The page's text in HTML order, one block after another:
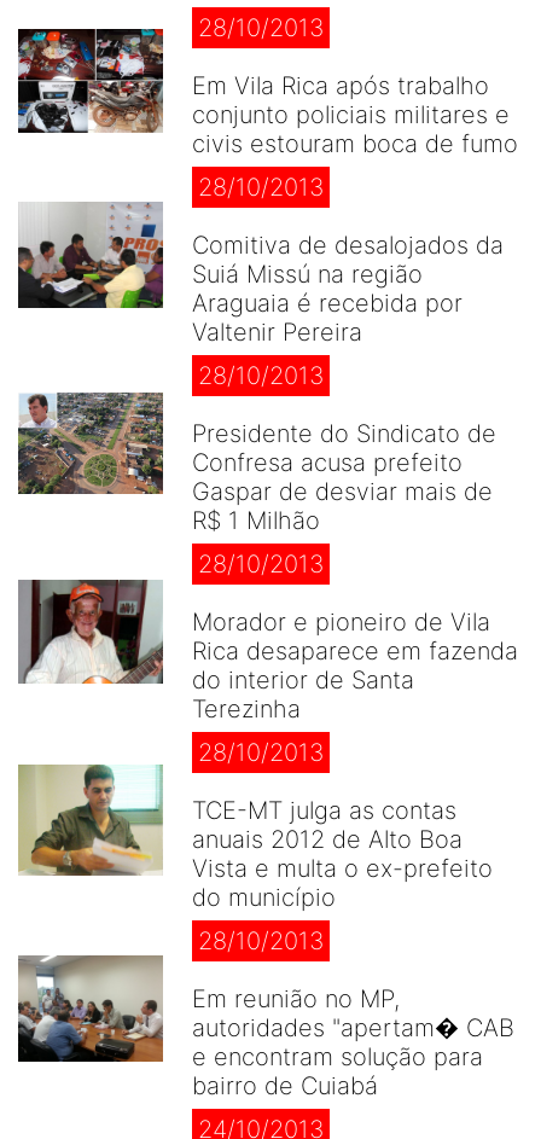
28/10/2013
Em Vila Rica após trabalho
conjunto policiais militares e
civis estouram boca de fumo
28/10/2013
Comitiva de desalojados da
Suiá Missú na região
Araguaia é recebida por
Valtenir Pereira
28/10/2013
Presidente do Sindicato de
Confresa acusa prefeito
Gaspar de desviar mais de
R$ 1 Milhão
28/10/2013
Morador e pioneiro de Vila
Rica desaparece em fazenda
do interior de Santa
Terezinha
28/10/2013
TCE-MT julga as contas
anuais 2012 de Alto Boa
Vista e multa o ex-prefeito
do município
28/10/2013
Em reunião no MP,
autoridades "apertam� CAB
e encontram solução para
bairro de Cuiabá
24/10/2013